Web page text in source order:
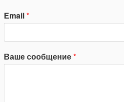
Email*
Ваше сообщение*